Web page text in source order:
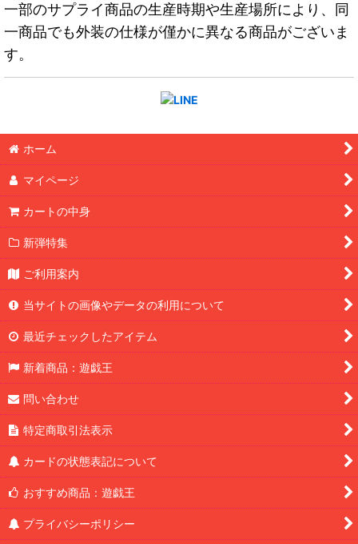
一部のサプライ商品の生産時期や生産場所により、同
一商品でも外装の仕様が僅かに異なる商品がございま
す。
ホーム
マイページ
カートの中身
新弾特集
ご利用案内
当サイトの画像やデータの利用について
最近チェックしたアイテム
新着商品：遊戯王
問い合わせ
特定商取引法表示
カードの状態表記について
おすすめ商品：遊戯王
プライバシーポリシー